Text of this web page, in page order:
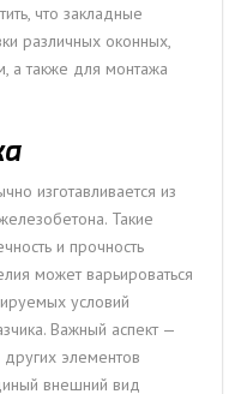
что закладные
различных оконных,
а также для монтажа
изготавливается из
Такие
и прочность
может варьироваться
условий
Важный аспект —
других элементов
внешний вид